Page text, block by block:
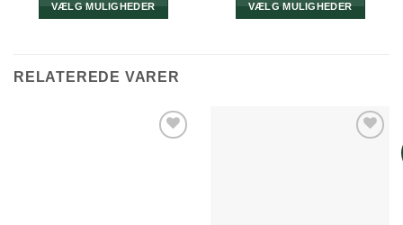
VÆLG MULIGHEDER
flere
Mulighederne
VÆLG MULIGHEDER
Mulighederne
RELATEREDE VARER